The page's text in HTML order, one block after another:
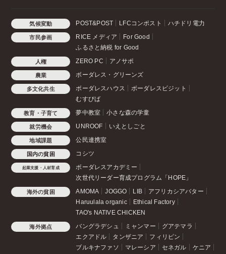
気候変動 POST&POST LFCコンポスト ハチドリ電力
市民参画 RICE メディア
For Good
ふるさと納税 for Good
人権 ZERO PC アノサポ
農業 ボーダレス・グリーンズ
多文化共生 ボーダレスハウス
ボーダレスビジット
むすびば
教育・子育て 夢中教室 小さな森の学童
就労機会 UNROOF いえとしごと
地域課題 公民連携室
国内の貧困 コシツ
起業支援・人材育成
ボーダレスアカデミー
次世代リーダー育成プログラム「HOPE」
海外の貧困 AMOMA JOGGO LIB
アフリカシアバター
Haruulala organic
Ethical Factory
TAO's NATIVE CHICKEN
海外拠点 バングラデシュ ミャンマー
グアテマラ
エクアドル
タンザニア
フィリピン
ブルキナファソ
マレーシア セネガル ケニア